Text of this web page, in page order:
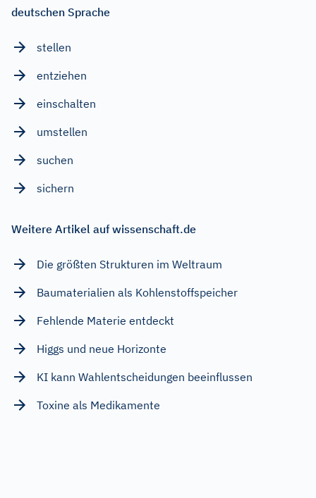
deutschen Sprache
stellen
entziehen
einschalten
umstellen
suchen
sichern
Weitere Artikel auf wissenschaft.de
Die größten Strukturen im Weltraum
Baumaterialien als Kohlenstoffspeicher
Fehlende Materie entdeckt
Higgs und neue Horizonte
KI kann Wahlentscheidungen beeinflussen
Toxine als Medikamente